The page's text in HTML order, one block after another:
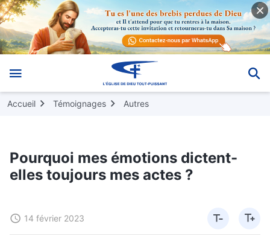
Accueil Témoignages Autres
Pourquoi mes émotions dictent-
elles toujours mes actes ?
14 février 2023